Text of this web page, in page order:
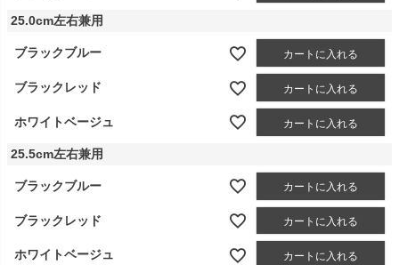
25.0cm左右兼用
ブラックブルー カートに入れる
ブラックレッド カートに入れる
ホワイトベージュ カートに入れる
25.5cm左右兼用
ブラックブルー カートに入れる
ブラックレッド カートに入れる
ホワイトベージュ カートに入れる